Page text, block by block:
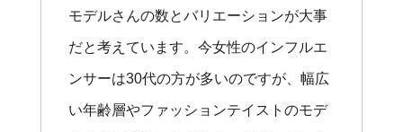
モデルさんの数とバリエーションが大事
だと考えています。今女性のインフルエ
ンサーは30代の方が多いのですが、幅広
い年齢層やファッションテイストのモデ